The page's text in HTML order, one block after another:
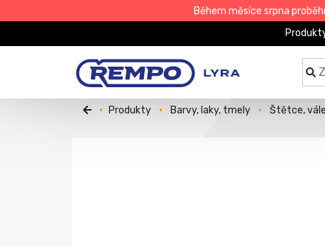
Během měsíce srpna
Produkty Barvy, laky, tmely Štětce,